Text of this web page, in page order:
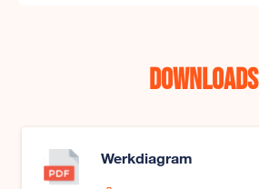
Downloads
Werkdiagram